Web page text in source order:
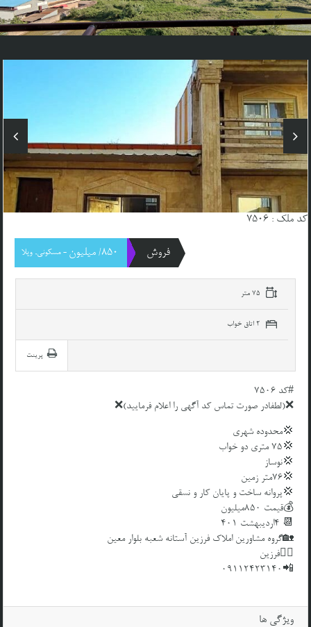
کد ملک : 7506
فروش 850/ میلیون - مسکونی, ویلا
پرینت
#کد 7506
❌(لطفادر صورت تماس کد آگهی را اعلام فرمایید)❌
💢محدوده شهری
💢۷۵ متری دو خواب
💢نوساز
💢۷۶متر زمین
💢پروانه ساخت و پایان کار و نسقی
💰قیمت ۸۵۰میلیون
📆 ۴اردیبهشت ۴۰۱
🏡گروه مشاورین املاک فرزین آستانه شعبه بلوار معین
👱‍♂️فرزین
📲09112423140
ویژگی ها